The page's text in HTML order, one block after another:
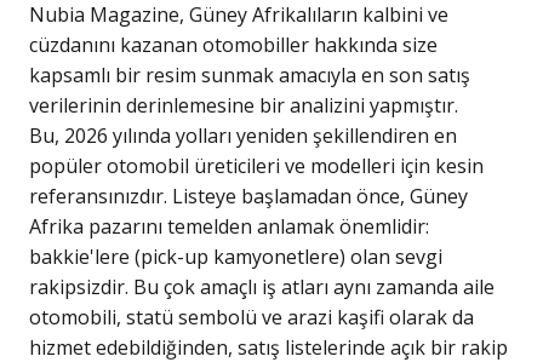
Nubia Magazine, Güney Afrikalıların kalbini ve
cüzdanını kazanan otomobiller hakkında size
kapsamlı bir resim sunmak amacıyla en son satış
verilerinin derinlemesine bir analizini yapmıştır.
Bu, 2026 yılında yolları yeniden şekillendiren en
popüler otomobil üreticileri ve modelleri için kesin
referansınızdır. Listeye başlamadan önce, Güney
Afrika pazarını temelden anlamak önemlidir:
bakkie'lere (pick-up kamyonetlere) olan sevgi
rakipsizdir. Bu çok amaçlı iş atları aynı zamanda aile
otomobili, statü sembolü ve arazi kaşifi olarak da
hizmet edebildiğinden, satış listelerinde açık bir rakip